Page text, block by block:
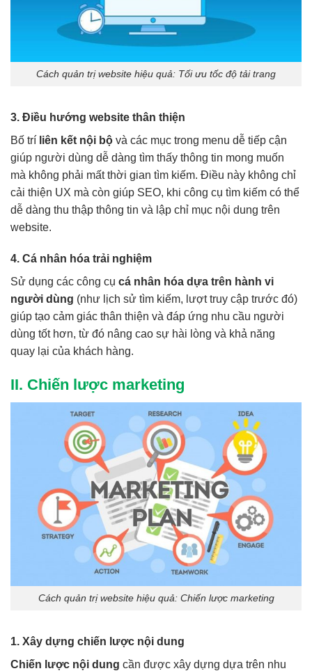
Cách quản trị website hiệu quả: Tối ưu tốc độ tải trang
3. Điều hướng website thân thiện
Bố trí liên kết nội bộ và các mục trong menu dễ tiếp cận
giúp người dùng dễ dàng tìm thấy thông tin mong muốn
mà không phải mất thời gian tìm kiếm. Điều này không chỉ
cải thiện UX mà còn giúp SEO, khi công cụ tìm kiếm có thể
dễ dàng thu thập thông tin và lập chỉ mục nội dung trên
website.
4. Cá nhân hóa trải nghiệm
Sử dụng các công cụ cá nhân hóa dựa trên hành vi
người dùng (như lịch sử tìm kiếm, lượt truy cập trước đó)
giúp tạo cảm giác thân thiện và đáp ứng nhu cầu người
dùng tốt hơn, từ đó nâng cao sự hài lòng và khả năng
quay lại của khách hàng.
II. Chiến lược marketing
Cách quản trị website hiệu quả: Chiến lược marketing
1. Xây dựng chiến lược nội dung
Chiến lược nội dung cần được xây dựng dựa trên nhu